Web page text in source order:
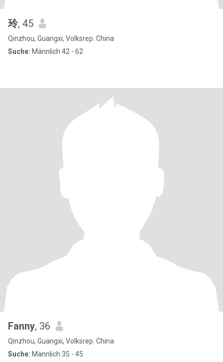
玲, 45
Qinzhou, Guangxi, Volksrep. China
Suche: Männlich 42 - 62
Fanny, 36
Qinzhou, Guangxi, Volksrep. China
Suche: Männlich 35 - 45